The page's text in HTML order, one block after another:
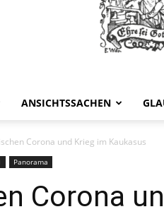
ANSICHTSSACHEN
Corona und Krieg im Kaukasus
Panorama
Corona